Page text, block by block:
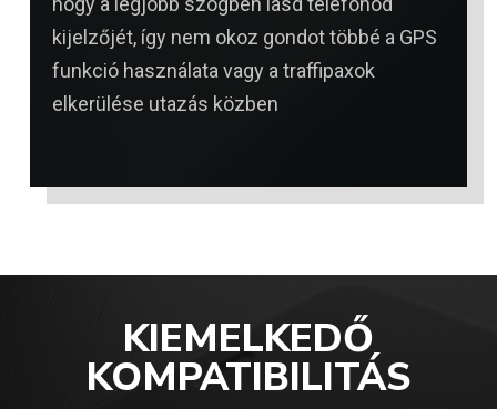
kijelzőjét, így nem okoz gondot többé a GPS
funkció használata vagy a traffipaxok
elkerülése utazás közben
KIEMELKEDŐ
KOMPATIBILITÁS